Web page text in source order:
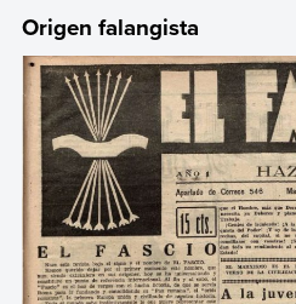
Origen falangista